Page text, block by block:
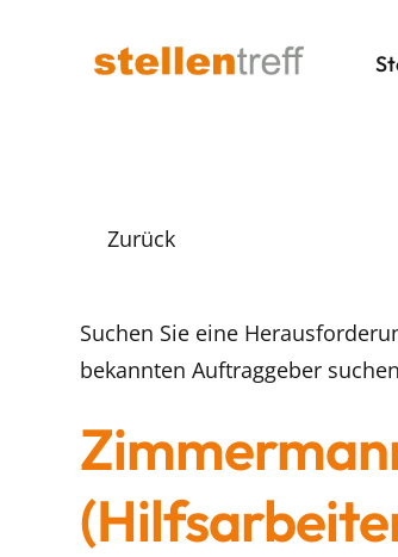
Zurück
Suchen Sie eine
bekannten Auftraggeber